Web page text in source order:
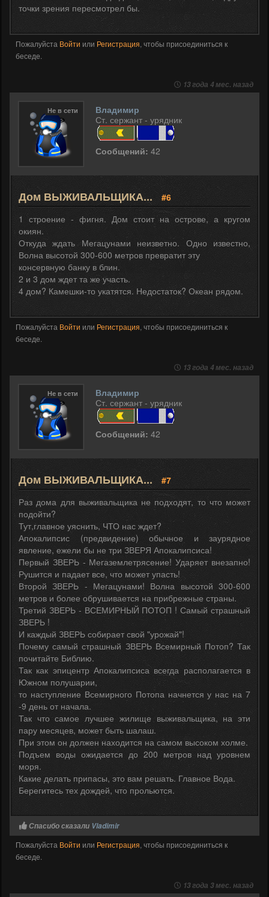
точки зрения пересмотрел бы.
Пожалуйста Войти или Регистрация, чтобы присоединиться к
беседе.
13 года 4 мес. назад
Не в сети
Владимир
Ст. сержант - урядник
Сообщений: 42
Дом ВЫЖИВАЛЬЩИКА...
#6
1 строение - фигня. Дом стоит на острове, а кругом
окиян.
Откуда ждать Мегацунами неизветно. Одно известно,
Волна высотой 300-600 метров превратит эту
консервную банку в блин.
2 и 3 дом ждет та же участь.
4 дом? Камешки-то укатятся. Недостаток? Океан рядом.
Пожалуйста Войти или Регистрация, чтобы присоединиться к
беседе.
13 года 4 мес. назад
Не в сети
Владимир
Ст. сержант - урядник
Сообщений: 42
Дом ВЫЖИВАЛЬЩИКА...
#7
Раз дома для выживальщика не подходят, то что может
подойти?
Тут,главное уяснить, ЧТО нас ждет?
Апокалипсис (предвидение) обычное и заурядное
явление, ежели бы не три ЗВЕРЯ Апокалипсиса!
Первый ЗВЕРЬ - Мегаземлетрясение! Ударяет внезапно!
Рушится и падает все, что может упасть!
Второй ЗВЕРЬ - Мегацунами! Волна высотой 300-600
метров и более обрушивается на прибрежные страны.
Третий ЗВЕРЬ - ВСЕМИРНЫЙ ПОТОП ! Самый страшный
ЗВЕРЬ !
И каждый ЗВЕРЬ собирает свой "урожай"!
Почему самый страшный ЗВЕРЬ Всемирный Потоп? Так
почитайте Библию.
Так как эпицентр Апокалипсиса всегда располагается в
Южном полушарии,
то наступление Всемирного Потопа начнется у нас на 7
-9 день от начала.
Так что самое лучшее жилище выживальщика, на эти
пару месяцев, может быть шалаш.
При этом он должен находится на самом высоком холме.
Подъем воды ожидается до 200 метров над уровнем
моря.
Какие делать припасы, это вам решать. Главное Вода.
Берегитесь тех дождей, что прольются.
Спасибо сказали Vladimir
Пожалуйста Войти или Регистрация, чтобы присоединиться к
беседе.
13 года 3 мес. назад